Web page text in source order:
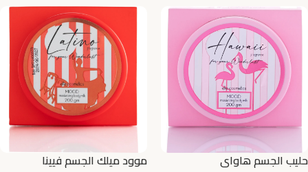
حليب الجسم هاواي
موود ميلك الجسم فيينا